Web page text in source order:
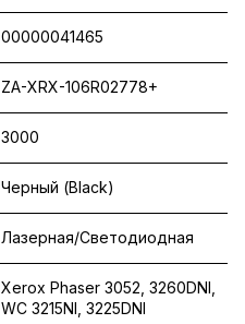
00000041465
ZA-XRX-106R02778+
3000
Черный (Black)
Лазерная/Светодиодная
Xerox Phaser 3052, 3260DNI,
WC 3215NI, 3225DNI